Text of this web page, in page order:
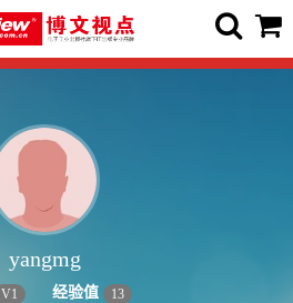
yangmg
V1 经验值 13